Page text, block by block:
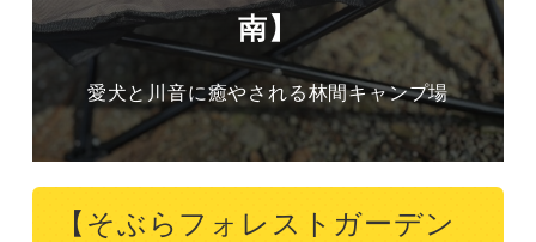
南】
愛犬と川音に癒やされる林間キャンプ場
【そぶらフォレストガーデン